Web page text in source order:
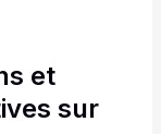
et
sur